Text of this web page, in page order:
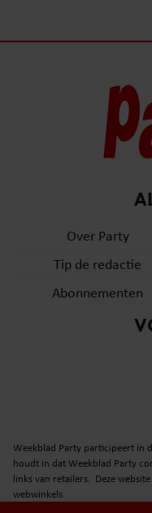
Over Party
Tip de redactie
Abonnementen
Weekblad Party participeert in
houdt in dat Weekblad Party
links van retailers. Deze
webwinkels.